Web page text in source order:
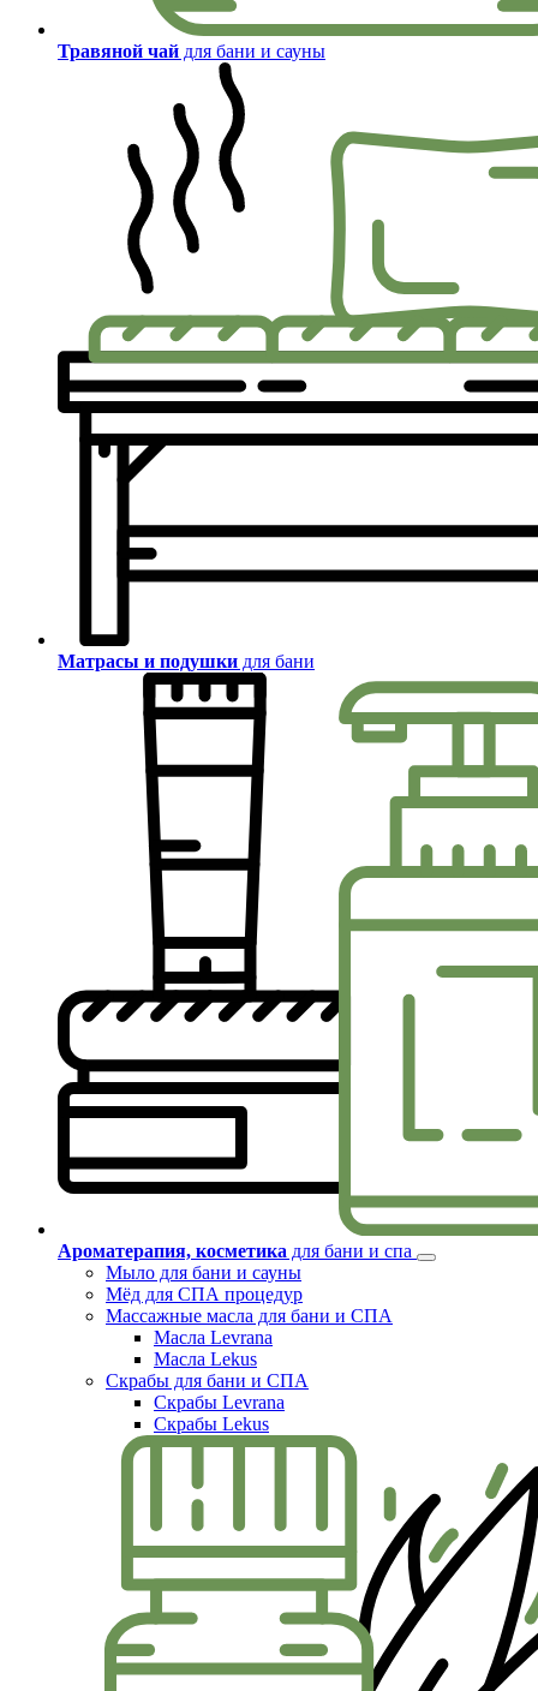
Травяной чай для бани и сауны
Матрасы и подушки для бани
Ароматерапия, косметика для бани и спа
Мыло для бани и сауны
Мёд для СПА процедур
Массажные масла для бани и СПА
Масла Levrana
Масла Lekus
Скрабы для бани и СПА
Скрабы Levrana
Скрабы Lekus